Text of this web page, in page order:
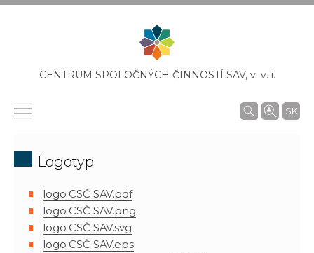
CENTRUM SPOLOČNÝCH ČINNOSTÍ SAV, v. v. i.
SK
Logotyp
logo CSČ SAV.pdf
logo CSČ SAV.png
logo CSČ SAV.svg
logo CSČ SAV.eps